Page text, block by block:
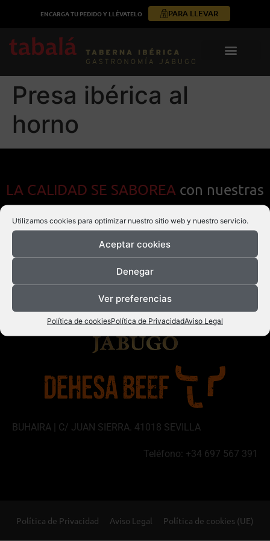
Utilizamos cookies para optimizar nuestro sitio web y nuestro servicio.
Aceptar cookies
Denegar
Ver preferencias
Política de cookiesPolítica de PrivacidadAviso Legal
ENCARGA TU PEDIDO Y LLÉVATELO PARA LLEVAR
Presa ibérica al
horno
LA CALIDAD SE SABOREA con nuestras
marcas de los mejores productos
BUHAIRA | C/ JUAN SIERRA. 41018 SEVILLA
Teléfono: +34 697 567 391
Política de Privacidad Aviso Legal Política de cookies (UE)